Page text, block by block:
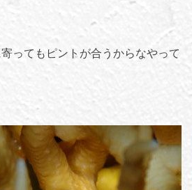
ってもピントが合うからなやって